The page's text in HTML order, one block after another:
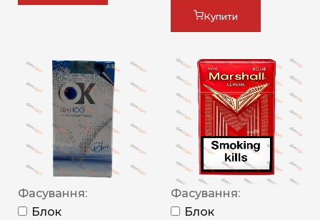
Купити
Фасування:
Блок
Фасування:
Блок